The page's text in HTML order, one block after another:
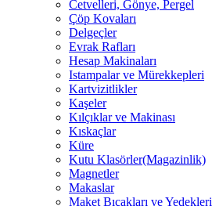
Cetvelleri, Gönye, Pergel
Çöp Kovaları
Delgeçler
Evrak Rafları
Hesap Makinaları
Istampalar ve Mürekkepleri
Kartvizitlikler
Kaşeler
Kılçıklar ve Makinası
Kıskaçlar
Küre
Kutu Klasörler(Magazinlik)
Magnetler
Makaslar
Maket Bıçakları ve Yedekleri